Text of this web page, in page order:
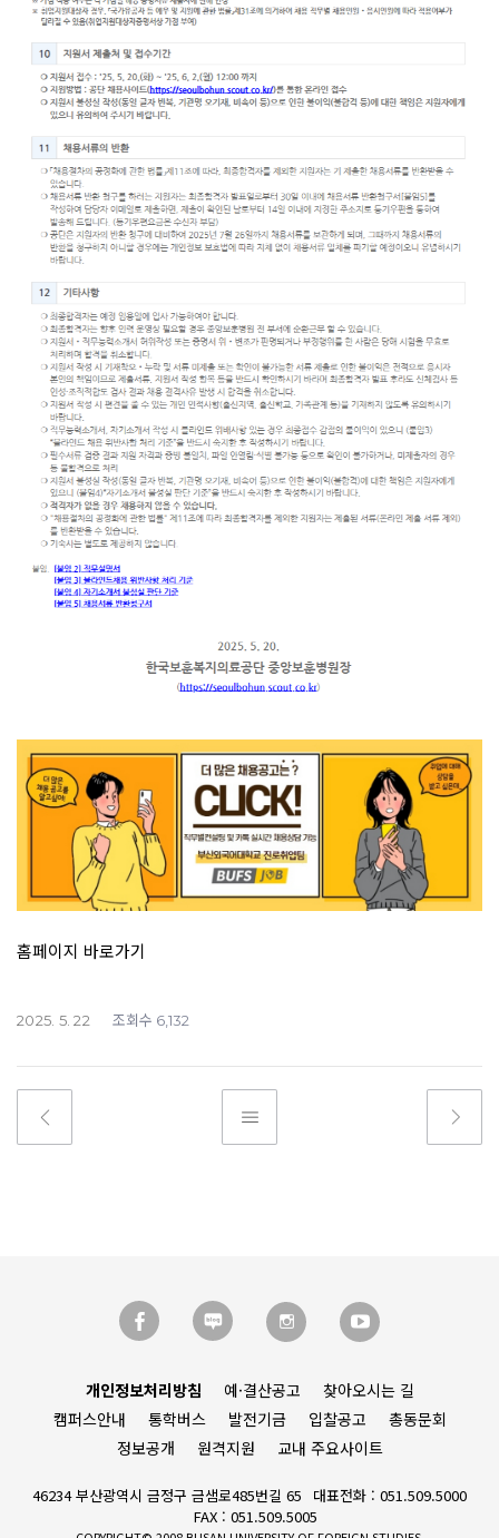
홈페이지 바로가기
2025. 5. 22 조회수 6,132
개인정보처리방침 예·결산공고
찾아오시는 길
캠퍼스안내
통학버스 발전기금 입찰공고
총동문회
정보공개
원격지원 교내 주요사이트
46234 부산광역시 금정구 금샘로485번길 65
대표전화 : 051.509.5000
FAX : 051.509.5005